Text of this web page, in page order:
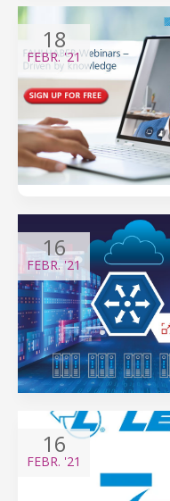
18
FEBR.'21
16
FEBR.'21
16
FEBR. '21